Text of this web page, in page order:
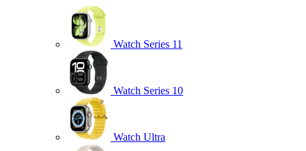
Watch Series 11
Watch Series 10
Watch Ultra